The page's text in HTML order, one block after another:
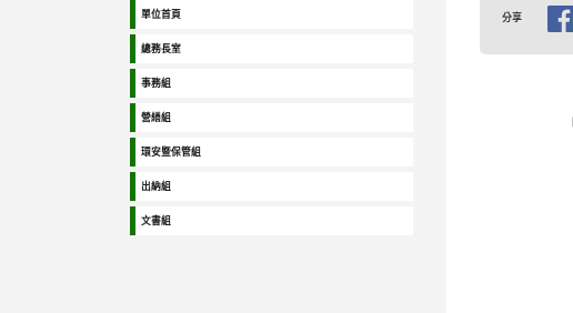
單位首頁
總務長室
事務組
營繕組
環安暨保管組
出納組
文書組
分享